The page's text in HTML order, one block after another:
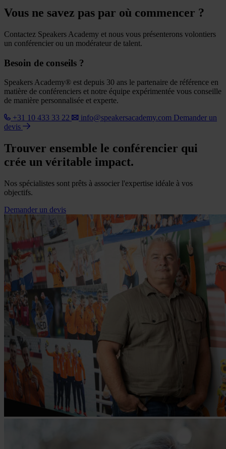
Vous ne savez pas par où commencer ?
Contactez Speakers Academy et nous vous présenterons volontiers
un conférencier ou un modérateur de talent.
Besoin de conseils ?
Speakers Academy® est depuis 30 ans le partenaire de référence en
matière de conférenciers et notre équipe expérimentée vous conseille
de manière personnalisée et experte.
+31 10 433 33 22
info@speakersacademy.com Demander un
devis
Trouver ensemble le conférencier qui
crée un véritable impact.
Nos spécialistes sont prêts à associer l'expertise idéale à vos
objectifs.
Demander un devis